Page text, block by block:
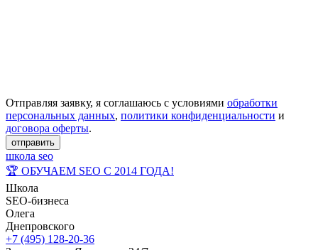
Отправляя заявку, я соглашаюсь с условиями обработки
персональных данных, политики конфиденциальности и
договора оферты.
отправить
школа seo
🏆 ОБУЧАЕМ SEO С 2014 ГОДА!
Школа
SEO-бизнеса
Олега
Днепровского
+7 (495) 128-20-36